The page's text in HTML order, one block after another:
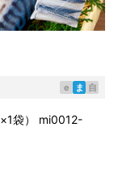
e ま 自
袋） mi0012-